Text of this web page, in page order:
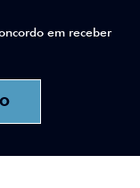
em receber